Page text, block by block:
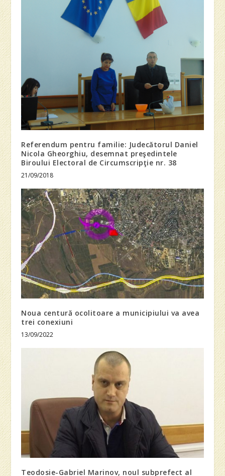
Referendum pentru familie: Judecătorul Daniel
Nicola Gheorghiu, desemnat preşedintele
Biroului Electoral de Circumscripţie nr. 38
21/09/2018
Noua centură ocolitoare a municipiului va avea
trei conexiuni
13/09/2022
Teodosie-Gabriel Marinov, noul subprefect al